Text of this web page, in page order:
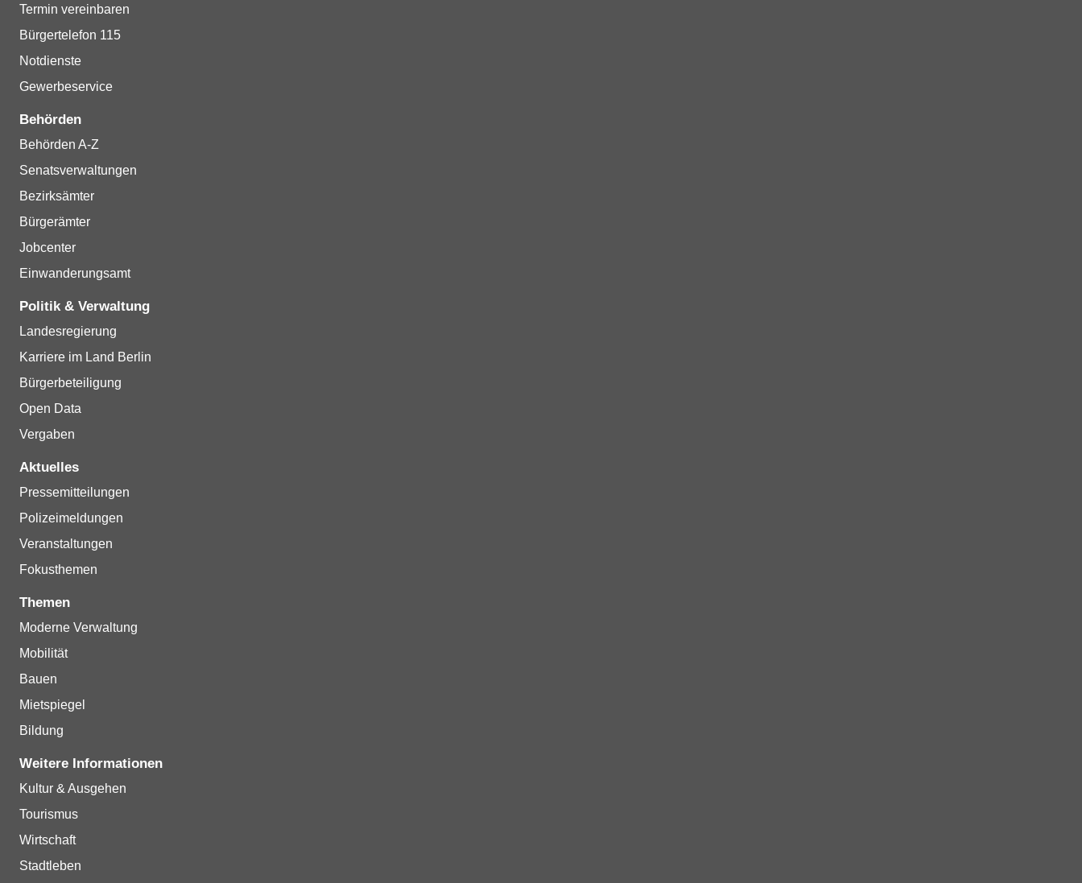
Termin vereinbaren
Bürgertelefon 115
Notdienste
Gewerbeservice
Behörden
Behörden A-Z
Senatsverwaltungen
Bezirksämter
Bürgerämter
Jobcenter
Einwanderungsamt
Politik & Verwaltung
Landesregierung
Karriere im Land Berlin
Bürgerbeteiligung
Open Data
Vergaben
Aktuelles
Pressemitteilungen
Polizeimeldungen
Veranstaltungen
Fokusthemen
Themen
Moderne Verwaltung
Mobilität
Bauen
Mietspiegel
Bildung
Weitere Informationen
Kultur & Ausgehen
Tourismus
Wirtschaft
Stadtleben